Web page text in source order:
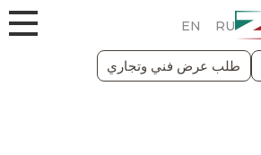
RU
EN
طلب عرض فني وتجاري